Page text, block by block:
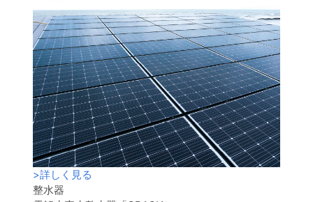
>詳しく見る
整水器